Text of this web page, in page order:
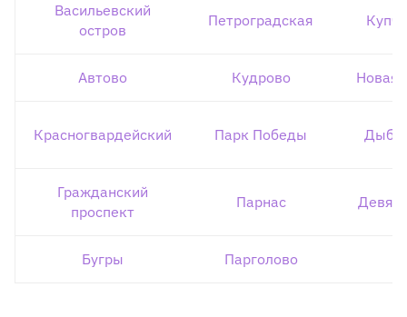
Васильевский
остров
Петроградская
Автово Кудрово Новая
Красногвардейский Парк Победы
Гражданский
проспект
Парнас
Бугры Парголово